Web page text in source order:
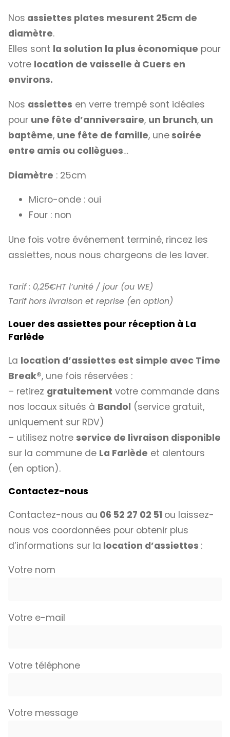
Nos assiettes plates mesurent 25cm de
diamètre.
Elles sont la solution la plus économique pour
votre location de vaisselle à Cuers en
environs.
Nos assiettes en verre trempé sont idéales
pour une fête d’anniversaire, un brunch, un
baptême, une fête de famille, une soirée
entre amis ou collègues…
Diamètre : 25cm
Micro-onde : oui
Four : non
Une fois votre événement terminé, rincez les
assiettes, nous nous chargeons de les laver.
Tarif : 0,25€HT l’unité / jour (ou WE)
Tarif hors livraison et reprise (en option)
Louer des assiettes pour réception à La
Farlède
La location d’assiettes est simple avec Time
Break®, une fois réservées :
– retirez gratuitement votre commande dans
nos locaux situés à Bandol (service gratuit,
uniquement sur RDV)
– utilisez notre service de livraison disponible
sur la commune de La Farlède et alentours
(en option).
Contactez-nous
Contactez-nous au 06 52 27 02 51 ou laissez-
nous vos coordonnées pour obtenir plus
d’informations sur la location d’assiettes :
Votre nom
Votre e-mail
Votre téléphone
Votre message